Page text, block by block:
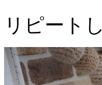
リピート